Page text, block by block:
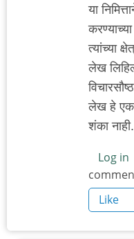
या
त्यांच्या
लेख
लेख हे एक
शंका नाही.
Log in
Like